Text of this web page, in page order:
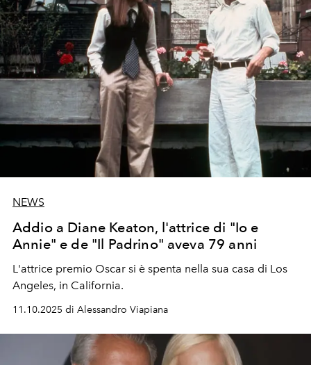
NEWS
Addio a Diane Keaton, l'attrice di "Io e
Annie" e de "Il Padrino" aveva 79 anni
L'attrice premio Oscar si è spenta nella sua casa di Los
Angeles, in California.
11.10.2025 di Alessandro Viapiana